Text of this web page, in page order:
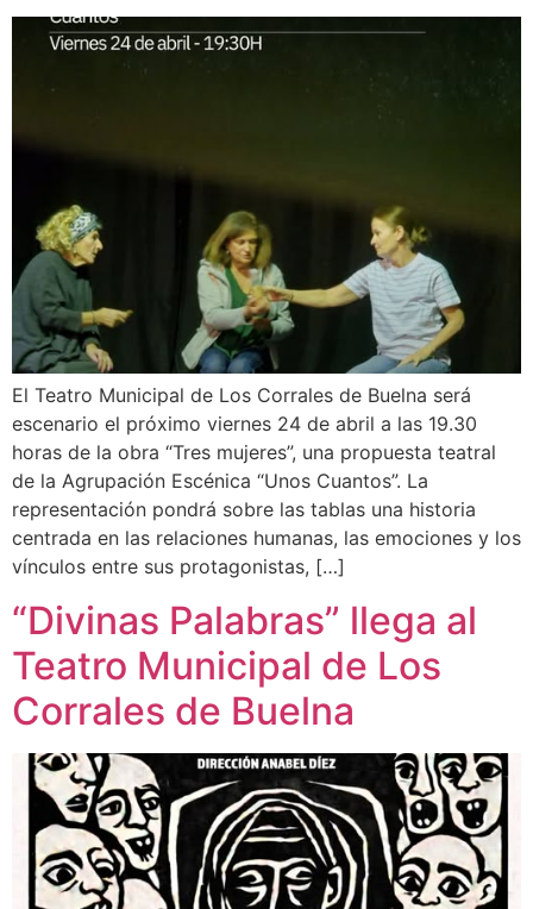
El Teatro Municipal de Los Corrales de Buelna será
escenario el próximo viernes 24 de abril a las 19.30
horas de la obra “Tres mujeres”, una propuesta teatral
de la Agrupación Escénica “Unos Cuantos”. La
representación pondrá sobre las tablas una historia
centrada en las relaciones humanas, las emociones y los
vínculos entre sus protagonistas, […]
“Divinas Palabras” llega al
Teatro Municipal de Los
Corrales de Buelna